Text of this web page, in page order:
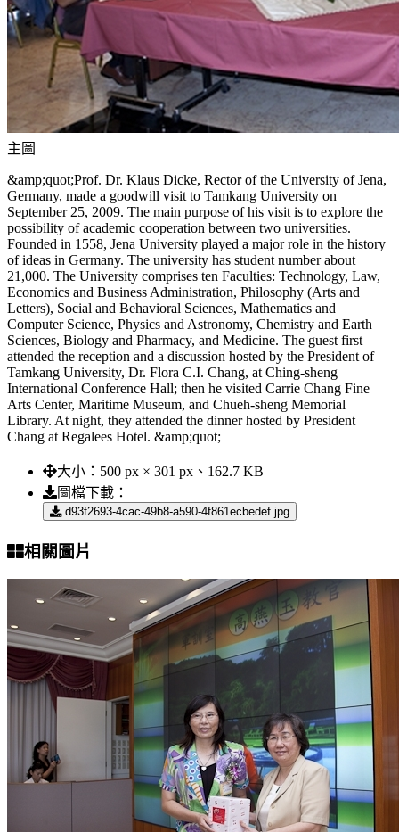
主圖
&amp;quot;Prof. Dr. Klaus Dicke, Rector of the University of Jena,
Germany, made a goodwill visit to Tamkang University on
September 25, 2009. The main purpose of his visit is to explore the
possibility of academic cooperation between two universities.
Founded in 1558, Jena University played a major role in the history
of ideas in Germany. The university has student number about
21,000. The University comprises ten Faculties: Technology, Law,
Economics and Business Administration, Philosophy (Arts and
Letters), Social and Behavioral Sciences, Mathematics and
Computer Science, Physics and Astronomy, Chemistry and Earth
Sciences, Biology and Pharmacy, and Medicine. The guest first
attended the reception and a discussion hosted by the President of
Tamkang University, Dr. Flora C.I. Chang, at Ching-sheng
International Conference Hall; then he visited Carrie Chang Fine
Arts Center, Maritime Museum, and Chueh-sheng Memorial
Library. At night, they attended the dinner hosted by President
Chang at Regalees Hotel. &amp;quot;
大小： 500 px × 301 px、162.7 KB
圖檔下載：
d93f2693-4cac-49b8-a590-4f861ecbedef.jpg
相關圖片